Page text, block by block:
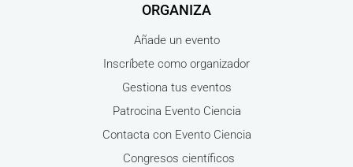
ORGANIZA
Añade un evento
Inscríbete como organizador
Gestiona tus eventos
Patrocina Evento Ciencia
Contacta con Evento Ciencia
Congresos científicos